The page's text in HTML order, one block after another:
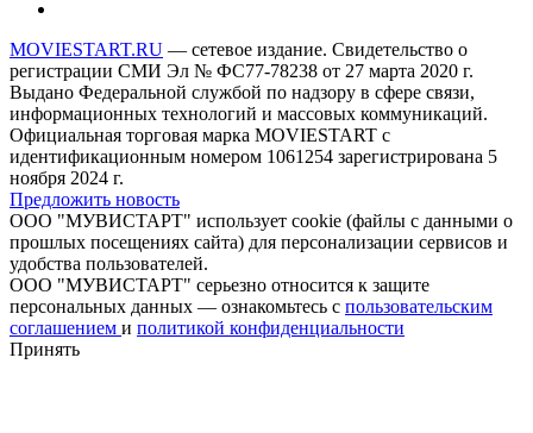
MOVIESTART.RU — сетевое издание. Свидетельство о
регистрации СМИ Эл № ФС77-78238 от 27 марта 2020 г.
Выдано Федеральной службой по надзору в сфере связи,
информационных технологий и массовых коммуникаций.
Официальная торговая марка MOVIESTART с
идентификационным номером 1061254 зарегистрирована 5
ноября 2024 г.
Предложить новость
ООО "МУВИСТАРТ" использует cookie (файлы с данными о
прошлых посещениях сайта) для персонализации сервисов и
удобства пользователей.
ООО "МУВИСТАРТ" серьезно относится к защите
персональных данных — ознакомьтесь с пользовательским
соглашением и политикой конфиденциальности
Принять